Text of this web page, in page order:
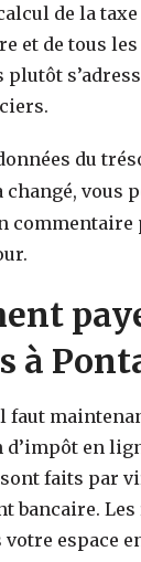
de la
et de tous
du
changé, vous
commentaire
à
faut
en
faits par
bancaire.
espace